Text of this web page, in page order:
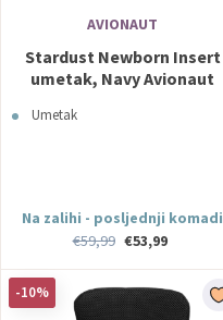
AVIONAUT
Stardust Newborn Insert
umetak, Navy Avionaut
Umetak
Na zalihi - posljednji komadi
€59,99 €53,99
-10%